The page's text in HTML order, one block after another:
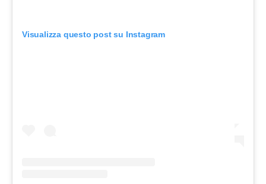
Visualizza questo post su Instagram